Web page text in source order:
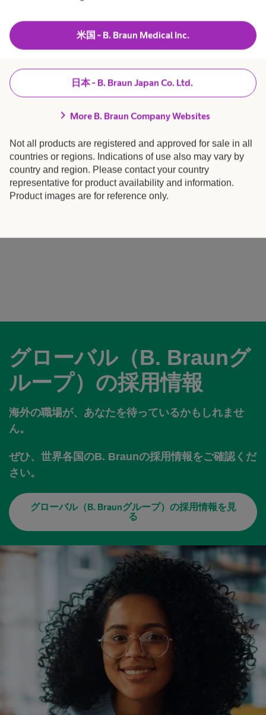
米国 - B. Braun Medical Inc.
日本 - B. Braun Japan Co. Ltd.
chevron_right More B. Braun Company Websites
Not all products are registered and approved for sale in all
countries or regions. Indications of use also may vary by
country and region. Please contact your country
representative for product availability and information.
Product images are for reference only.
グローバル（B. Braunグ
ループ）の採用情報
海外の職場が、あなたを待っているかもしれませ
ん。
ぜひ、世界各国のB. Braunの採用情報をご確認くだ
さい。
グローバル（B. Braunグループ）の採用情報を見
る